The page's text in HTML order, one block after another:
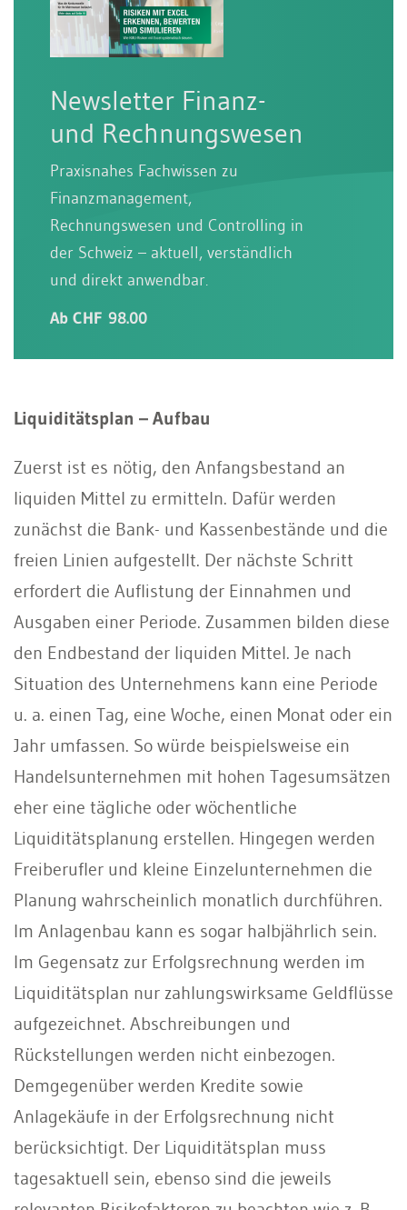
Newsletter Finanz-
und Rechnungswesen
Praxisnahes Fachwissen zu
Finanzmanagement,
Rechnungswesen und Controlling in
der Schweiz – aktuell, verständlich
und direkt anwendbar.
Ab CHF 98.00
Liquiditätsplan – Aufbau
Zuerst ist es nötig, den Anfangsbestand an
liquiden Mittel zu ermitteln. Dafür werden
zunächst die Bank- und Kassenbestände und die
freien Linien aufgestellt. Der nächste Schritt
erfordert die Auflistung der Einnahmen und
Ausgaben einer Periode. Zusammen bilden diese
den Endbestand der liquiden Mittel. Je nach
Situation des Unternehmens kann eine Periode
u. a. einen Tag, eine Woche, einen Monat oder ein
Jahr umfassen. So würde beispielsweise ein
Handelsunternehmen mit hohen Tagesumsätzen
eher eine tägliche oder wöchentliche
Liquiditätsplanung erstellen. Hingegen werden
Freiberufler und kleine Einzelunternehmen die
Planung wahrscheinlich monatlich durchführen.
Im Anlagenbau kann es sogar halbjährlich sein.
Im Gegensatz zur Erfolgsrechnung werden im
Liquiditätsplan nur zahlungswirksame Geldflüsse
aufgezeichnet. Abschreibungen und
Rückstellungen werden nicht einbezogen.
Demgegenüber werden Kredite sowie
Anlagekäufe in der Erfolgsrechnung nicht
berücksichtigt. Der Liquiditätsplan muss
tagesaktuell sein, ebenso sind die jeweils